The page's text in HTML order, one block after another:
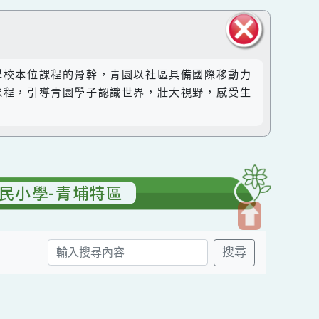
為學校本位課程的骨幹，青園以社區具備國際移動力
過課程，引導青園學子認識世界，壯大視野，感受生
國民小學-青埔特區